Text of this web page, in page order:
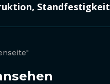
Standfestigkeit